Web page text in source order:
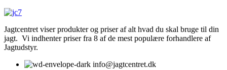
Jagtcentret viser produkter og priser af alt hvad du skal bruge til din
jagt. Vi indhenter priser fra 8 af de mest populære forhandlere af
Jagtudstyr.
info@jagtcentret.dk